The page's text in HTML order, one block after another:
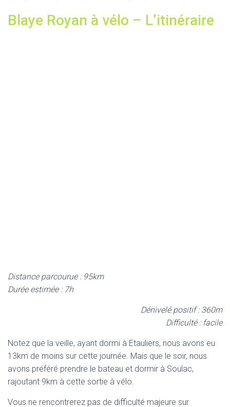
Blaye Royan à vélo – L’itinéraire
Distance parcourue : 95km
Durée estimée : 7h
Dénivelé positif : 360m
Difficulté : facile
Notez que la veille, ayant dormi à Etauliers, nous avons eu
13km de moins sur cette journée. Mais que le soir, nous
avons préféré prendre le bateau et dormir à Soulac,
rajoutant 9km à cette sortie à vélo.
Vous ne rencontrerez pas de difficulté majeure sur